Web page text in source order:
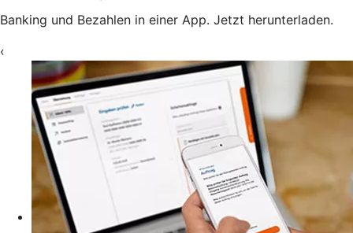
Banking und Bezahlen in einer App. Jetzt herunterladen.
‹